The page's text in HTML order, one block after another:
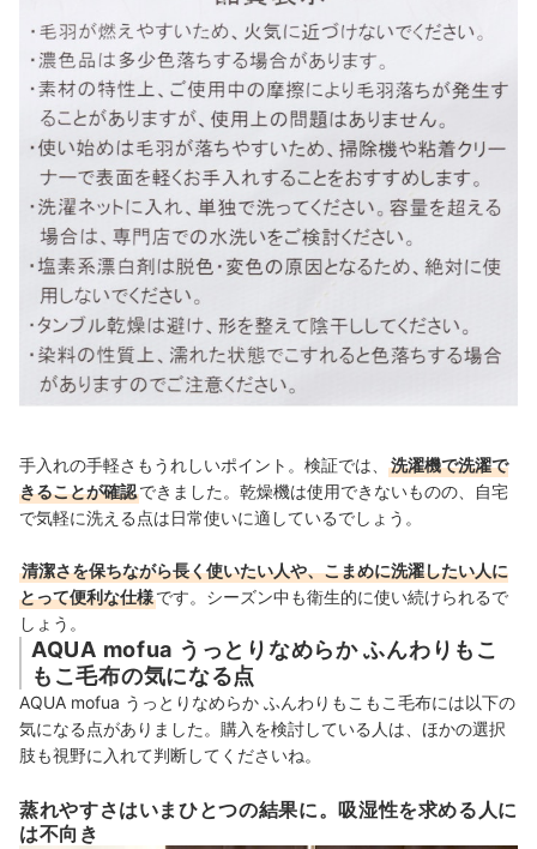
手入れの手軽さもうれしいポイント。検証では、
洗濯機で洗濯で
きることが確認できました。乾燥機は使用できないものの、自宅
で気軽に洗える点は日常使いに適しているでしょう。
清潔さを保ちながら長く使いたい人や、こまめに洗濯したい人に
とって便利な仕様です。シーズン中も衛生的に使い続けられるで
しょう。
AQUA mofua うっとりなめらか ふんわりもこ
もこ毛布の気になる点
AQUA mofua うっとりなめらか ふんわりもこもこ毛布には以下の
気になる点がありました。購入を検討している人は、ほかの選択
肢も視野に入れて判断してくださいね。
蒸れやすさはいまひとつの結果に。吸湿性を求める人に
は不向き